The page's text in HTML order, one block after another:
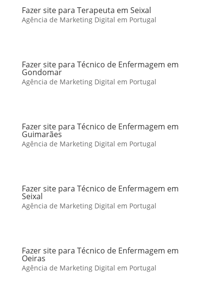
Fazer site para Terapeuta em Seixal
Agência de Marketing Digital em Portugal
Fazer site para Técnico de Enfermagem em
Gondomar
Agência de Marketing Digital em Portugal
Fazer site para Técnico de Enfermagem em
Guimarães
Agência de Marketing Digital em Portugal
Fazer site para Técnico de Enfermagem em
Seixal
Agência de Marketing Digital em Portugal
Fazer site para Técnico de Enfermagem em
Oeiras
Agência de Marketing Digital em Portugal